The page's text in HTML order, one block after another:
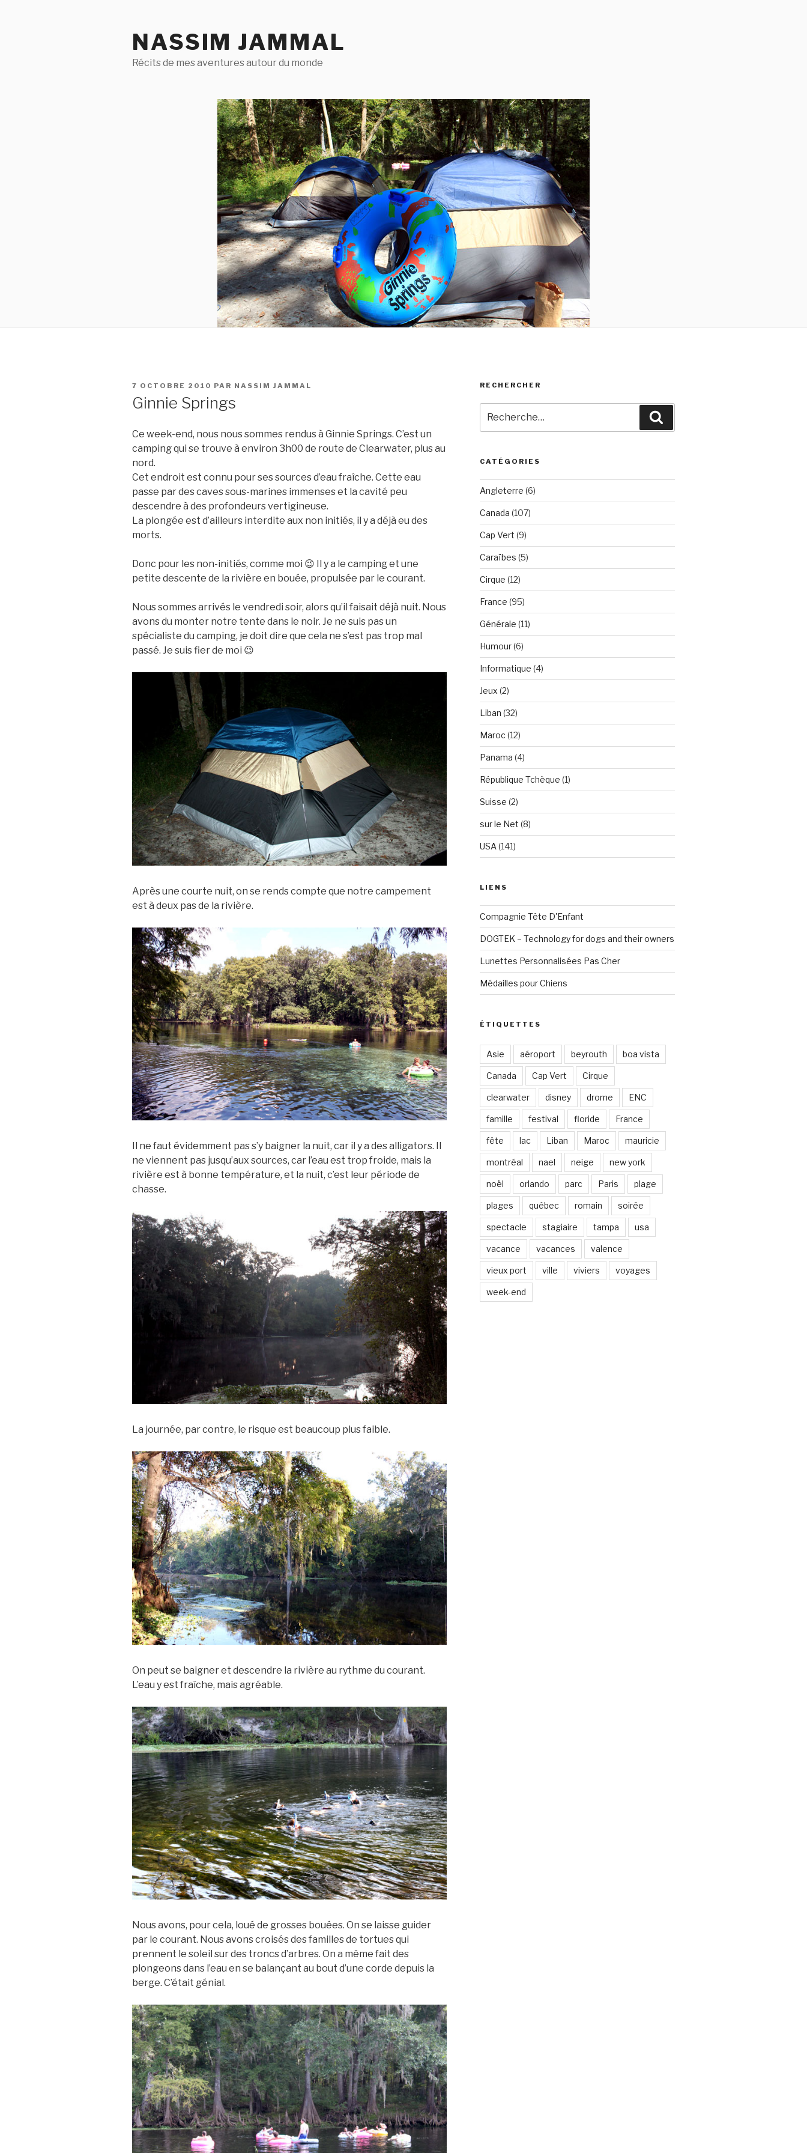
NASSIM JAMMAL
Récits de mes aventures autour du monde
PUBLIÉ
LE
7 OCTOBRE 2010 PAR NASSIM JAMMAL
Ginnie Springs
Ce week-end, nous nous sommes rendus à Ginnie Springs. C’est un
camping qui se trouve à environ 3h00 de route de Clearwater, plus au
nord.
Cet endroit est connu pour ses sources d’eau fraîche. Cette eau
passe par des caves sous-marines immenses et la cavité peu
descendre à des profondeurs vertigineuse.
La plongée est d’ailleurs interdite aux non initiés, il y a déjà eu des
morts.
Donc pour les non-initiés, comme moi 😉 Il y a le camping et une
petite descente de la rivière en bouée, propulsée par le courant.
Nous sommes arrivés le vendredi soir, alors qu’il faisait déjà nuit. Nous
avons du monter notre tente dans le noir. Je ne suis pas un
spécialiste du camping, je doit dire que cela ne s’est pas trop mal
passé. Je suis fier de moi 😉
Après une courte nuit, on se rends compte que notre campement
est à deux pas de la rivière.
Il ne faut évidemment pas s’y baigner la nuit, car il y a des alligators. Il
ne viennent pas jusqu’aux sources, car l’eau est trop froide, mais la
rivière est à bonne température, et la nuit, c’est leur période de
chasse.
La journée, par contre, le risque est beaucoup plus faible.
On peut se baigner et descendre la rivière au rythme du courant.
L’eau y est fraîche, mais agréable.
Nous avons, pour cela, loué de grosses bouées. On se laisse guider
par le courant. Nous avons croisés des familles de tortues qui
prennent le soleil sur des troncs d’arbres. On a même fait des
plongeons dans l’eau en se balançant au bout d’une corde depuis la
berge. C’était génial.
RECHERCHER
pour
CATÉGORIES
Angleterre (6)
Canada (107)
Cap Vert (9)
Caraïbes (5)
Cirque (12)
France (95)
Générale (11)
Humour(6)
Informatique (4)
Jeux (2)
Liban (32)
Maroc (12)
Panama (4)
République Tchèque (1)
Suisse (2)
sur le Net (8)
USA(141)
LIENS
Compagnie Tête D'Enfant
DOGTEK – Technology for dogs and their owners
Lunettes Personnalisées Pas Cher
Médailles pour Chiens
ÉTIQUETTES
Asie aéroport beyrouth boa vista
Canada Cap Vert Cirque
clearwater disney drome ENC
famille festival floride France
fête lac Liban Maroc mauricie
montréal nael neige new york
noël orlando parc Paris plage
plages québec romain soirée
spectacle stagiaire tampa usa
vacance vacances valence
vieux port ville viviers voyages
week-end